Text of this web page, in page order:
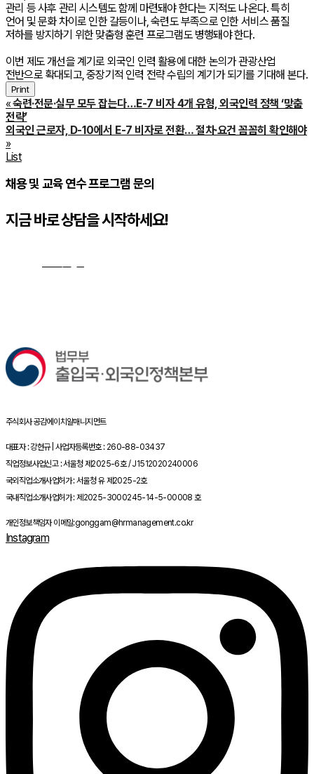
관리 등 사후 관리 시스템도 함께 마련돼야 한다는 지적도 나온다. 특히
언어 및 문화 차이로 인한 갈등이나, 숙련도 부족으로 인한 서비스 품질
저하를 방지하기 위한 맞춤형 훈련 프로그램도 병행돼야 한다.
이번 제도 개선을 계기로 외국인 인력 활용에 대한 논의가 관광산업
전반으로 확대되고, 중장기적 인력 전략 수립의 계기가 되기를 기대해 본다.
Print
«숙련·전문·실무 모두 잡는다…E-7 비자 4개 유형, 외국인력 정책 ‘맞춤
전략’
외국인 근로자, D-10에서 E-7 비자로 전환… 절차·요건 꼼꼼히 확인해야
»
List
채용 및 교육 연수 프로그램 문의
지금 바로 상담을 시작하세요!
주식회사 공감에이치알매니지먼트
대표자 : 강현규 | 사업자등록번호 : 260-88-03437
직업정보사업신고 : 서울청 제2025-6호 / J1512020240006
국외직업소개사업허가 : 서울청 유 제2025-2호
국내직업소개사업허가 : 제2025-3000245-14-5-00008 호
개인정보책임자 이메일:gonggam@hrmanagement.co.kr
Instagram